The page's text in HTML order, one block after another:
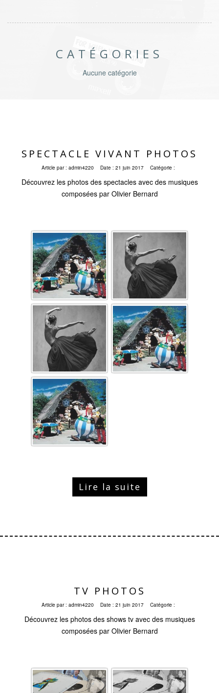
CATÉGORIES
Aucune catégorie
SPECTACLE VIVANT PHOTOS
Article par : admin4220 Date : 21 juin 2017 Catégorie :
Découvrez les photos des spectacles avec des musiques
composées par Olivier Bernard
Lire la suite
TV PHOTOS
Article par : admin4220 Date : 21 juin 2017 Catégorie :
Découvrez les photos des shows tv avec des musiques
composées par Olivier Bernard